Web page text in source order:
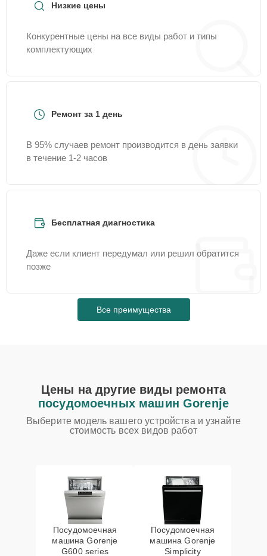
Низкие цены
Конкурентные цены на все виды работ и типы
комплектующих
Ремонт за 1 день
В 95% случаев ремонт производится в день заявки
в течение 1-2 часов
Бесплатная диагностика
Даже если клиент передумал или решил обратится
позже
Все преимущества
Цены на другие виды ремонта
посудомоечных машин Gorenje
Выберите модель вашего устройства и узнайте
стоимость всех видов работ
Посудомоечная
машина Gorenje
G600 series
Посудомоечная
машина Gorenje
Simplicity